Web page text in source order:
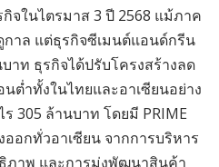
จในไตรมาส 3 ปี 2568 แม้ภาค
าล แต่ธุรกิจซีเมนต์แอนด์กรีน
าท ธุรกิจได้ปรับโครงสร้างลด
ต่ำทั้งในไทยและอาเซียนอย่าง
305 ล้านบาท โดยมี PRIME
ออกทั่วอาเซียน จากการบริหาร
ภาพ และการมุ่งพัฒนาสินค้า